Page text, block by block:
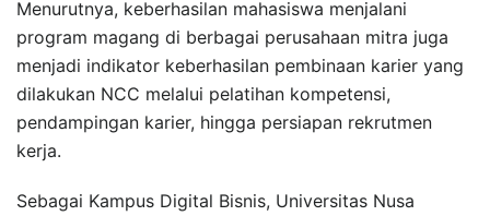
Menurutnya, keberhasilan mahasiswa menjalani
program magang di berbagai perusahaan mitra juga
menjadi indikator keberhasilan pembinaan karier yang
dilakukan NCC melalui pelatihan kompetensi,
pendampingan karier, hingga persiapan rekrutmen
kerja.
Sebagai Kampus Digital Bisnis, Universitas Nusa